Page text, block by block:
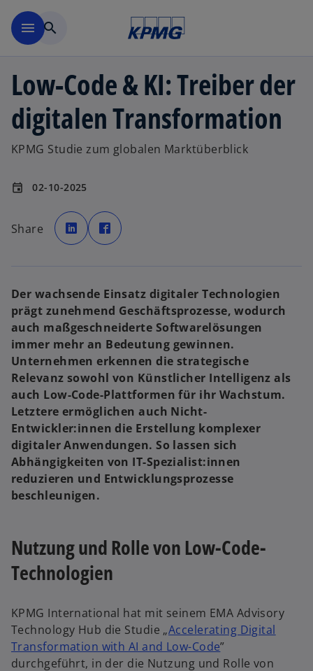
menu search
Low-Code & KI: Treiber der
digitalen Transformation
KPMG Studie zum globalen Marktüberblick
event 02-10-2025
Share
w
i
r
d
e
r
n
e
u
e
n
R
e
g
i
s
t
e
r
k
a
r
t
e
g
e
ö
f
f
n
i
r
e
r
n
e
u
e
n
R
e
g
i
s
t
e
r
k
a
r
t
e
g
e
ö
f
Der wachsende Einsatz digitaler Technologien
prägt zunehmend Geschäftsprozesse, wodurch
auch maßgeschneiderte Softwarelösungen
immer mehr an Bedeutung gewinnen.
Unternehmen erkennen die strategische
Relevanz sowohl von Künstlicher Intelligenz als
auch Low-Code-Plattformen für ihr Wachstum.
Letztere ermöglichen auch Nicht-
Entwickler:innen die Erstellung komplexer
digitaler Anwendungen. So lassen sich
Abhängigkeiten von IT-Spezialist:innen
reduzieren und Entwicklungsprozesse
beschleunigen.
Nutzung und Rolle von Low-Code-
Technologien
KPMG International hat mit seinem EMA Advisory
Technology Hub die Studie „Accelerating Digital
Transformation with AI and Low-Codew
”
durchgeführt, in der die Nutzung und Rolle von